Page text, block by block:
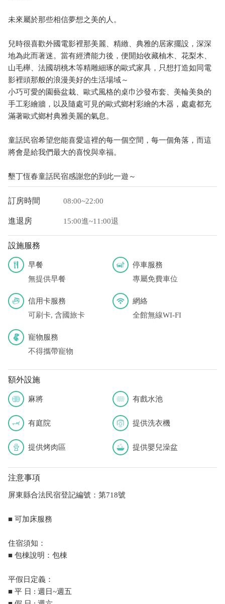
未來屬於那些相信夢想之美的人。
兒時很喜歡外國電影裡那美麗、精緻、典雅的居家擺設，深深
地為此而著迷。當有經濟能力後，便開始收藏柚木、花梨木、
山毛櫸、法國胡桃木等精雕細琢的歐式家具，只想打造如同電
影裡頭那般的浪漫美好的生活場域～
小巧可愛的園藝盆栽、歐式風格的桌巾沙發布套、美輪美奐的
手工彩繪牆，以及隨處可見的歐式鄉村彩繪的木器，處處都充
滿著歐式鄉村典雅美麗的氣息。
童話民宿希望您能喜愛這裡的每一個空間，每一個角落，而這
將會是給我們最大的喜悅與幸福。
墾丁恆春童話民宿感謝您的到此一遊～
訂房時間 08:00~22:00
進退房 15:00進~11:00退
設施服務
早餐
無提供早餐
停車服務
專屬免費車位
信用卡服務
可刷卡, 含國旅卡
網絡
全館無線WI-FI
寵物服務
不得攜帶寵物
額外設施
麻將 有戲水池
有庭院 提供洗衣機
提供烤肉區 提供嬰兒澡盆
注意事項
屏東縣合法民宿登記編號：第718號
■ 可加床服務
住宿須知：
■ 包棟說明：包棟
平假日定義：
■ 平 日 : 週日~週五